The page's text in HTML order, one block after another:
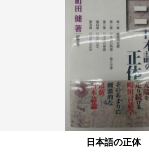
日本語の正体